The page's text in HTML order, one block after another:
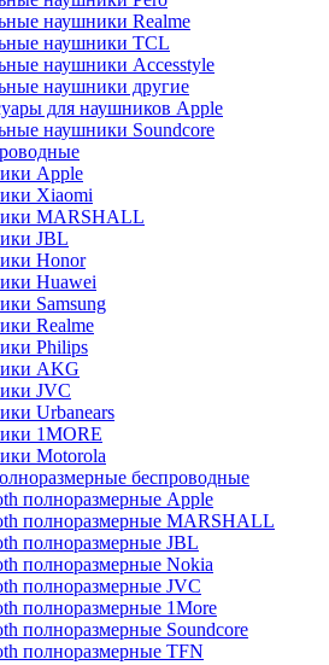
наушники Realme
наушники TCL
наушники Accesstyle
наушники другие
для наушников Apple
наушники Soundcore
Apple
Xiaomi
MARSHALL
JBL
Honor
Huawei
Samsung
Realme
Philips
AKG
JVC
Urbanears
1MORE
Motorola
беспроводные
полноразмерные Apple
полноразмерные MARSHALL
полноразмерные JBL
полноразмерные Nokia
полноразмерные JVC
полноразмерные 1More
полноразмерные Soundcore
полноразмерные TFN